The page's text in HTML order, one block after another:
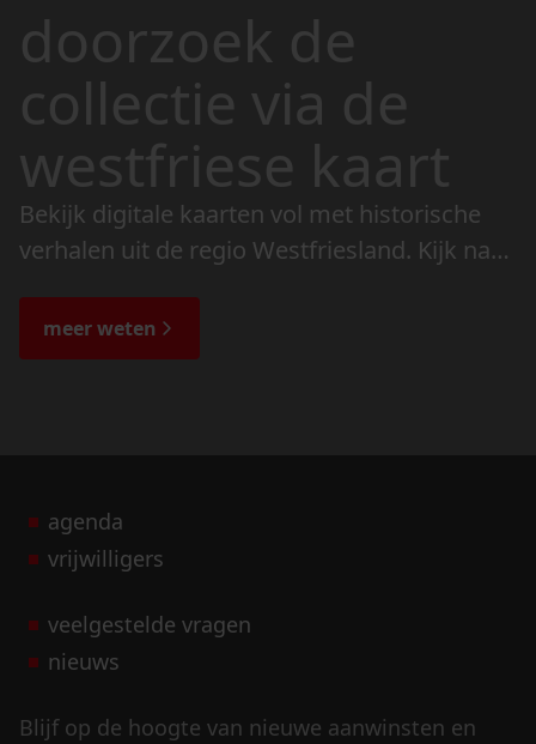
doorzoek de
collectie via de
westfriese kaart
Bekijk digitale kaarten vol met historische
verhalen uit de regio Westfriesland. Kijk naar
de bijzondere verhalen.
meer weten
agenda
vrijwilligers
veelgestelde vragen
nieuws
Blijf op de hoogte van nieuwe aanwinsten en